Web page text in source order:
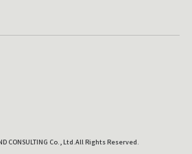
CONSULTING Co., Ltd.All Rights Reserved.